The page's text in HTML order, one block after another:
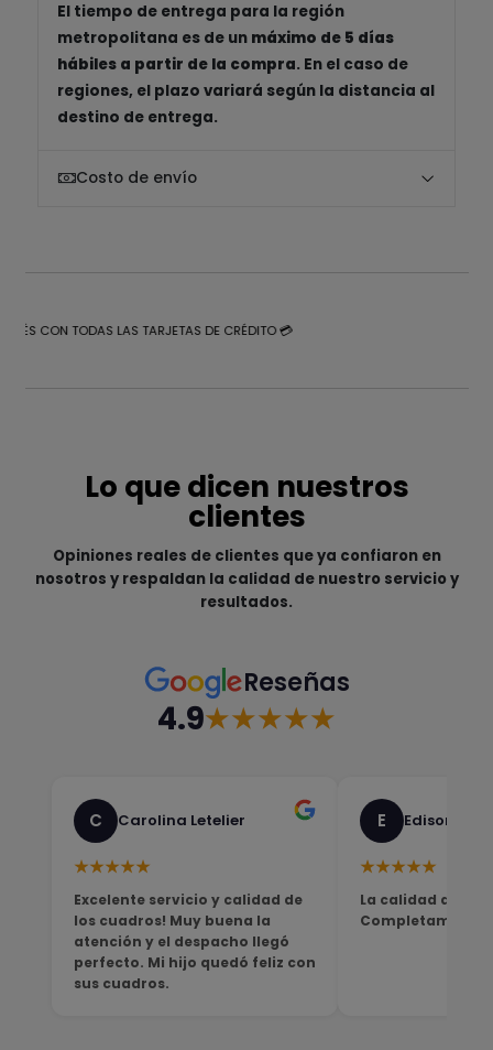
El tiempo de entrega para la región
metropolitana es de un máximo de 5 días
hábiles a partir de la compra. En el caso de
regiones, el plazo variará según la distancia al
destino de entrega.
Costo de envío
CON TODAS LAS TARJETAS DE CRÉDITO 💳
Lo que dicen nuestros
clientes
Opiniones reales de clientes que ya confiaron en
nosotros y respaldan la calidad de nuestro servicio y
resultados.
Reseñas
4.9★★★★★
C Carolina Letelier
★★★★★
Excelente servicio y calidad de
los cuadros! Muy buena la
atención y el despacho llegó
perfecto. Mi hijo quedó feliz con
sus cuadros.
E Edison
★★★★★
La calidad del
Completamente